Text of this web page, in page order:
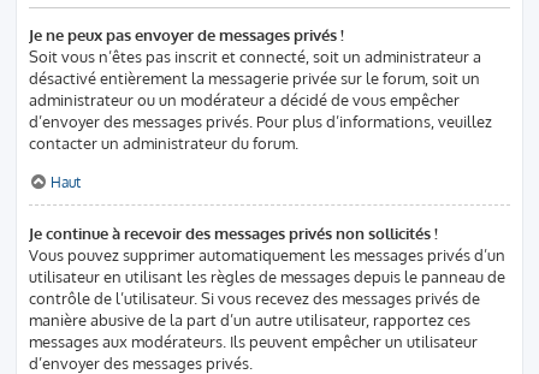
Je ne peux pas envoyer de messages privés !
Soit vous n’êtes pas inscrit et connecté, soit un administrateur a
désactivé entièrement la messagerie privée sur le forum, soit un
administrateur ou un modérateur a décidé de vous empêcher
d’envoyer des messages privés. Pour plus d’informations, veuillez
contacter un administrateur du forum.
Haut
Je continue à recevoir des messages privés non sollicités !
Vous pouvez supprimer automatiquement les messages privés d’un
utilisateur en utilisant les règles de messages depuis le panneau de
contrôle de l’utilisateur. Si vous recevez des messages privés de
manière abusive de la part d’un autre utilisateur, rapportez ces
messages aux modérateurs. Ils peuvent empêcher un utilisateur
d’envoyer des messages privés.